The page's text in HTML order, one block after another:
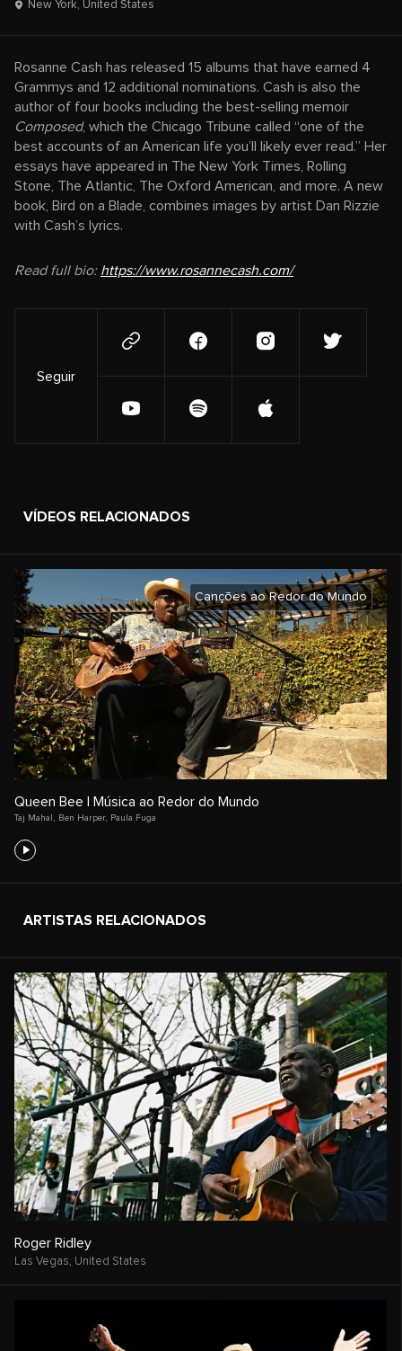
New York, United States
Rosanne Cash has released 15 albums that have earned 4
Grammys and 12 additional nominations. Cash is also the
author of four books including the best-selling memoir
Composed, which the Chicago Tribune called “one of the
best accounts of an American life you’ll likely ever read.” Her
essays have appeared in The New York Times, Rolling
Stone, The Atlantic, The Oxford American, and more. A new
book, Bird on a Blade, combines images by artist Dan Rizzie
with Cash’s lyrics.
Read full bio: https://www.rosannecash.com/
Seguir
VÍDEOS RELACIONADOS
Canções ao Redor do Mundo
Queen Bee | Música ao Redor do Mundo
Taj Mahal Ben Harper, Paula Fuga
ARTISTAS RELACIONADOS
Roger Ridley
Las Vegas, United States